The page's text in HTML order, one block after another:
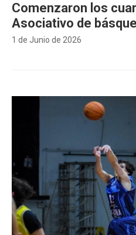
1 de Junio de 2026
Comenzaron los
Asociativo de